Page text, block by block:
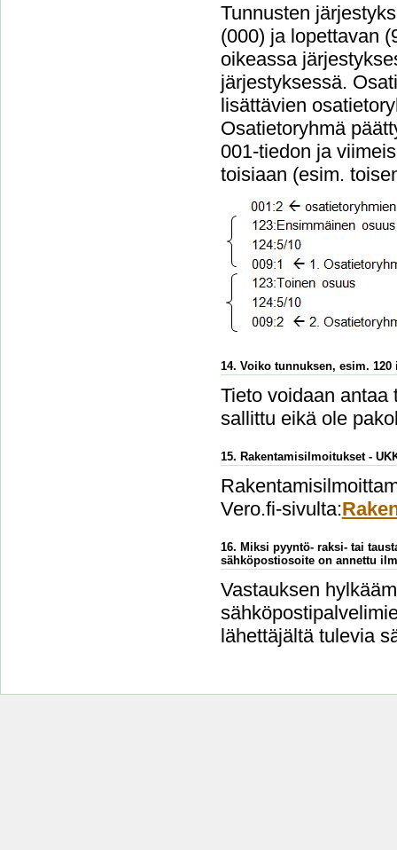
Tunnusten
(000) ja lopettavan
oikeassa
järjestyksessä.
lisättävien
Osatietoryhmä
001-tiedon ja
toisiaan (esim.
14. Voiko tunnuksen, esim.
Tieto voidaan
sallittu eikä ole
15. Rakentamisilmoitukset -
Vero.fi-sivulta:
16. Miksi pyyntö- raksi- tai
sähköpostiosoite on annettu
Vastauksen
lähettäjältä tulevia